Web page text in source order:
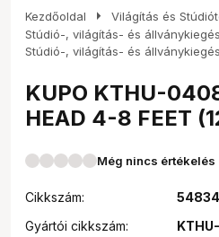
Kezdőoldal arrow_right Világítás és
Stúdió-, világítás- és
Stúdió-, világítás- és
KUPO KTHU-
HEAD 4-8 FEET
Még nincs értékelés
Cikkszám:
Gyártói cikkszám: